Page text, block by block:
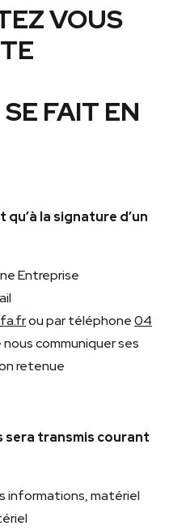
VOUS
FAIT EN
qu’à la signature d’un
Entreprise
ou par téléphone04
communiquer ses
retenue
sera transmis courant
informations, matériel